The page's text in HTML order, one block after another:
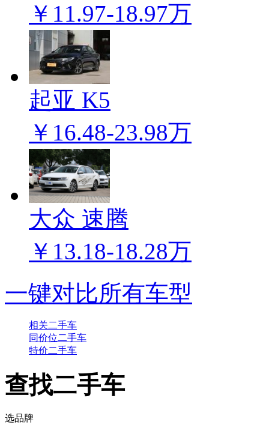
￥11.97-18.97万
起亚 K5
￥16.48-23.98万
大众 速腾
￥13.18-18.28万
一键对比所有车型
相关二手车
同价位二手车
特价二手车
查找二手车
选品牌